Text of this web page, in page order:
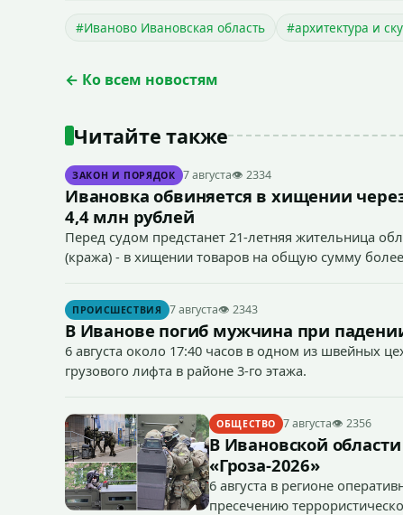
#Иваново Ивановская область #архитектура и
← Ко всем новостям
Читайте также
ЗАКОН И ПОРЯДОК 7 августа👁 2334
Ивановка обвиняется в хищении
4,4 млн рублей
Перед судом предстанет 21-летняя жительница
(кража) - в хищении товаров на общую сумму
ПРОИСШЕСТВИЯ 7 августа👁 2343
В Иванове погиб мужчина при
6 августа около 17:40 часов в одном из швейных
грузового лифта в районе 3-го этажа.
ОБЩЕСТВО 7 августа👁 2356
В Ивановской
«Гроза-2026»
6 августа в регионе
пресечению